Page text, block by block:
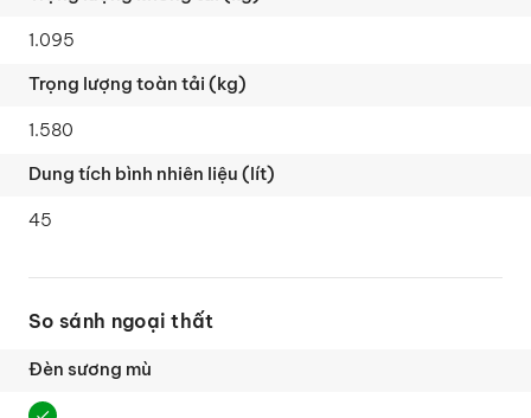
1.095
1.580
45
So sánh ngoại thất